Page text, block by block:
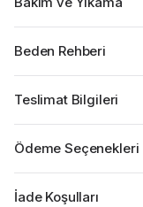
Beden Rehberi
Teslimat Bilgileri
Ödeme Seçenekleri
İade Koşulları